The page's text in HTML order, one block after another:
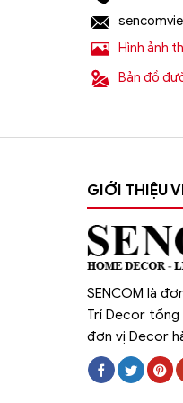
Hình ảnh
Bản đồ
GIỚI THIỆU
SENCOM là
Trí Decor
đơn vị Decor